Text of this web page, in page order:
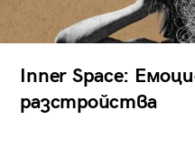
Inner Space:
разстройства